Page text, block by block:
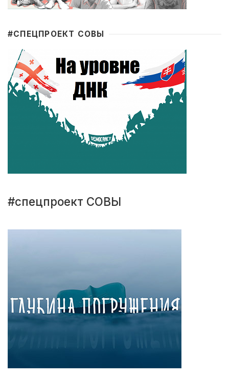
#CПЕЦПРОЕКТ СОВЫ
#спецпроект СОВЫ